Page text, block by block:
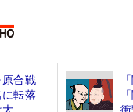
原合戦
転落
...
衝